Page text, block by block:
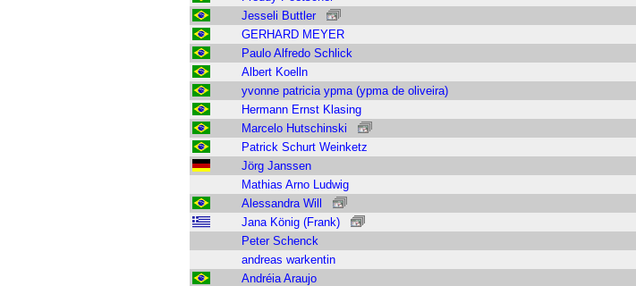
Jesseli Buttler
GERHARD MEYER
Paulo Alfredo Schlick
Albert Koelln
yvonne patricia ypma (ypma de oliveira)
Hermann Ernst Klasing
Marcelo Hutschinski
Patrick Schurt Weinketz
Jörg Janssen
Mathias Arno Ludwig
Alessandra Will
Jana König (Frank)
Peter Schenck
andreas warkentin
Andréia Araujo